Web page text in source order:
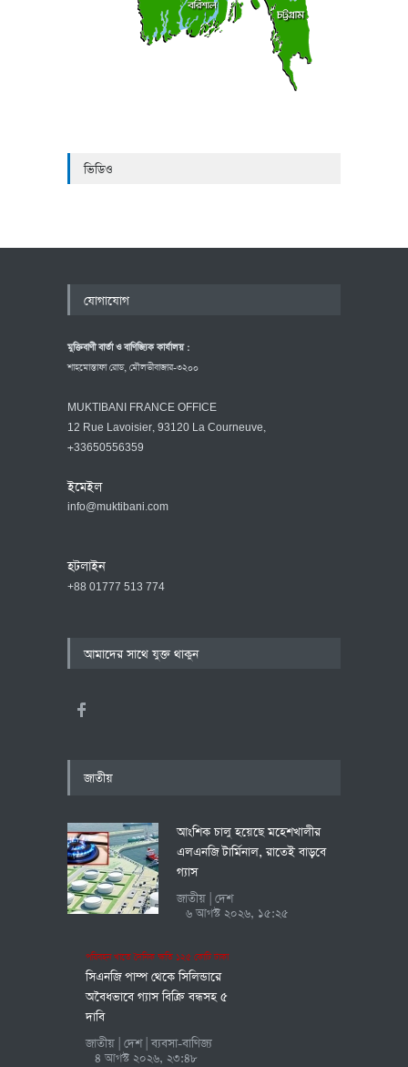
ভিডিও
যোগাযোগ
মুক্তিবাণী বার্তা ও বাণিজ্যিক কার্যালয় :
শাহমোস্তাফা রোড, মৌলভীবাজার-৩২০০
MUKTIBANI FRANCE OFFICE
12 Rue Lavoisier, 93120 La Courneuve,
+33650556359
ইমেইল
info@muktibani.com
হটলাইন
+88 01777 513 774
আমাদের সাথে যুক্ত থাকুন
জাতীয়
আংশিক চালু হয়েছে মহেশখালীর
এলএনজি টার্মিনাল, রাতেই বাড়বে
গ্যাস
জাতীয় দেশ
৬ আগস্ট ২০২৬, ১৫:২৫
পরিবহন খাতে দৈনিক ক্ষতি ১২৫ কোটি টাকা
সিএনজি পাম্প থেকে সিলিন্ডারে
অবৈধভাবে গ্যাস বিক্রি বন্ধসহ ৫
দাবি
জাতীয় দেশ|ব্যবসা-বাণিজ্য
৪ আগস্ট ২০২৬, ২৩:৪৮